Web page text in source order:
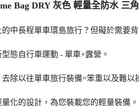
Bag DRY 灰色 輕量全防水 三
中長程單車環島旅行？但礙於需要
態自行車運動 - 單車+露營。
除以往單車旅行裝備=笨重以及難以
化的設計，為您裝載您的輕量裝備